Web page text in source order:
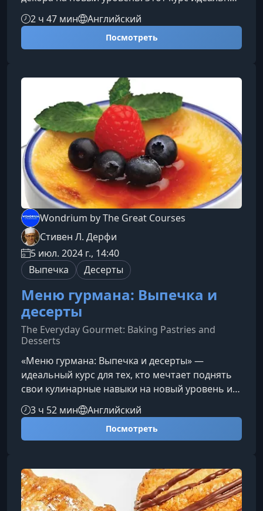
подходит для начинающих и для тех, кто хочет
придать своим сладостям профессиональный
вид.Чему вы научитесьВместе с опытной
художницей по печенью Стефани Каппел вы
необходимыми для создания аккуратных и
эстетичных декоративных
элементов.Ключевые техники Контурная
обводка — как
2 ч 47 мин Английский
Посмотреть
Wondrium by The Great Courses
Стивен Л. Дерфи
5 июл. 2024 г., 14:40
Выпечка
Десерты
Меню гурмана: Выпечка и
десерты
The Everyday Gourmet: Baking Pastries and
Desserts
«Меню гурмана: Выпечка и десерты» —
идеальный курс для тех, кто мечтает поднять
свои кулинарные навыки на новый уровень и
научиться создавать впечатляющие сладости.
Откройте секреты профессиональной выпечки
и узнайте, как готовить десерты, которые
шеф-кондитера из Кулинарного института
Америки, благодаря чему вы освоите практики,
используемые в лучших конд
3 ч 52 мин Английский
Посмотреть